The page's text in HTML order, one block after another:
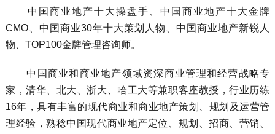
中国商业地产十大操盘手、中国商业地产十大金牌
CMO、中国商业30年十大策划人物、中国商业地产新锐人
物、TOP100金牌管理咨询师。
中国商业和商业地产领域资深商业管理和经营战略专
家，清华、北大、浙大、哈工大等兼职客座教授，行业历练
16年，具有丰富的现代商业和商业地产策划、规划及运营管
理经验，熟稔中国现代商业地产定位、规划、招商、营销、